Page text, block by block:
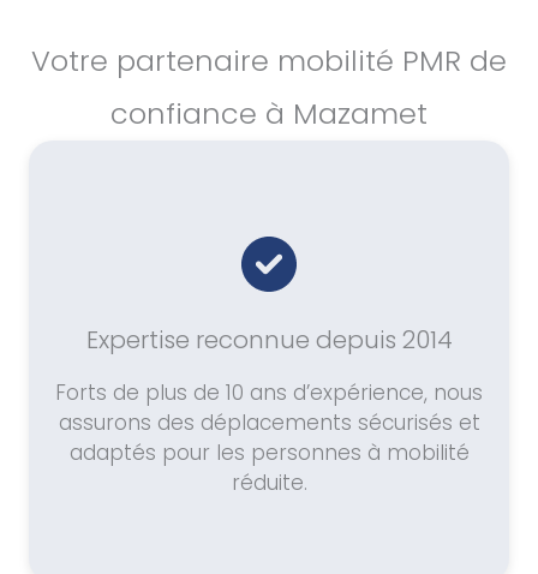
Votre partenaire mobilité PMR de
confiance à Mazamet
Expertise reconnue depuis 2014
Forts de plus de 10 ans d’expérience, nous
assurons des déplacements sécurisés et
adaptés pour les personnes à mobilité
réduite.